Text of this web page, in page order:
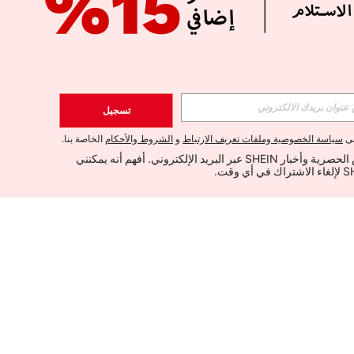
تسجيل
سياسة الخصوصية وملفات تعريف الارتباط و الشروط والأحكام الخاصة بنا.
أود تلقي العروض الحصرية وأخبار SHEIN عبر البريد الإلكتروني. أفهم أنه يمكنني